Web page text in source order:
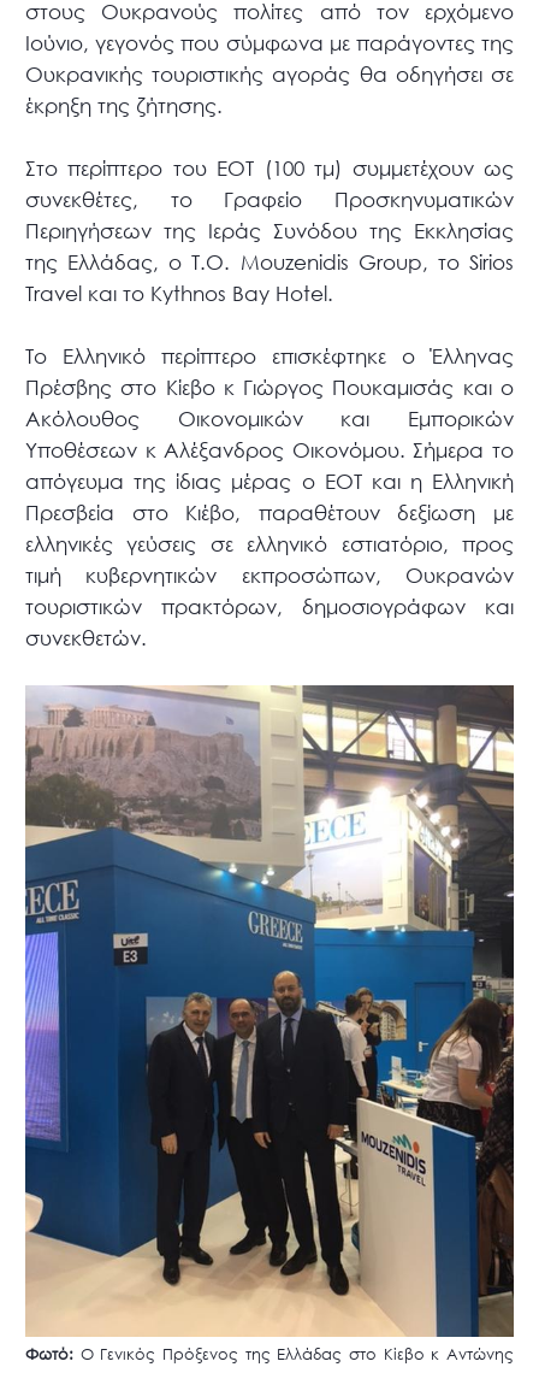
στους Ουκρανούς πολίτες από τον ερχόμενο
Ιούνιο, γεγονός που σύμφωνα με παράγοντες της
Ουκρανικής τουριστικής αγοράς θα οδηγήσει σε
έκρηξη της ζήτησης.
Στο περίπτερο του ΕΟΤ (100 τμ) συμμετέχουν ως
συνεκθέτες, το Γραφείο Προσκηνυματικών
Περιηγήσεων της Ιεράς Συνόδου της Εκκλησίας
της Ελλάδας, ο Τ.Ο. Mouzenidis Group, το Sirios
Travel και το Kythnos Bay Hotel.
Το Ελληνικό περίπτερο επισκέφτηκε ο Έλληνας
Πρέσβης στο Κίεβο κ Γιώργος Πουκαμισάς και ο
Ακόλουθος Οικονομικών και Εμπορικών
Υποθέσεων κ Αλέξανδρος Οικονόμου. Σήμερα το
απόγευμα της ίδιας μέρας ο ΕΟΤ και η Ελληνική
Πρεσβεία στο Κιέβο, παραθέτουν δεξίωση με
ελληνικές γεύσεις σε ελληνικό εστιατόριο, προς
τιμή κυβερνητικών εκπροσώπων, Ουκρανών
τουριστικών πρακτόρων, δημοσιογράφων και
συνεκθετών.
Φωτό: Ο Γενικός Πρόξενος της Ελλάδας στο Κίεβο κ Αντώνης